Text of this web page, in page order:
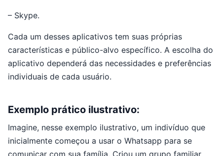
– Skype.
Cada um desses aplicativos tem suas próprias
características e público-alvo específico. A escolha do
aplicativo dependerá das necessidades e preferências
individuais de cada usuário.
Exemplo prático ilustrativo:
Imagine, nesse exemplo ilustrativo, um indivíduo que
inicialmente começou a usar o Whatsapp para se